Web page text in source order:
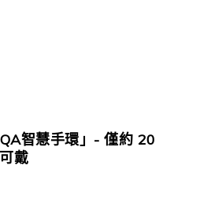
智慧手環」- 僅約 20
戴